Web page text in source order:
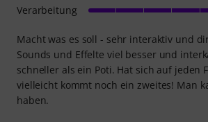
Macht was es soll - sehr interaktiv und
Sounds und Effelte viel besser und
schneller als ein Poti. Hat sich auf jeden
vielleicht kommt noch ein zweites! Man
haben.
Verarbeitung